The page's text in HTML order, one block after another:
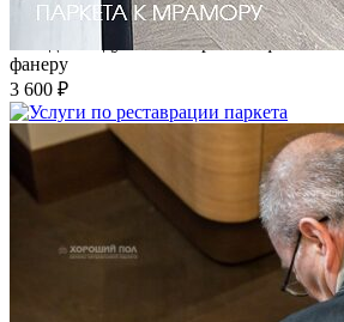
Укладка модульного паркета с
фанеру
3 600 ₽